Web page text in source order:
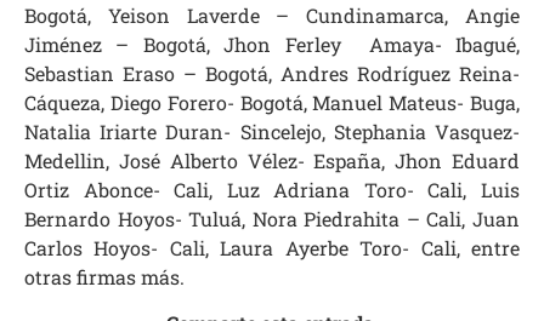
Bogotá, Yeison Laverde – Cundinamarca, Angie
Jiménez – Bogotá, Jhon Ferley Amaya- Ibagué,
Sebastian Eraso – Bogotá, Andres Rodríguez Reina-
Cáqueza, Diego Forero- Bogotá, Manuel Mateus- Buga,
Natalia Iriarte Duran- Sincelejo, Stephania Vasquez-
Medellin, José Alberto Vélez- España, Jhon Eduard
Ortiz Abonce- Cali, Luz Adriana Toro- Cali, Luis
Bernardo Hoyos- Tuluá, Nora Piedrahita – Cali, Juan
Carlos Hoyos- Cali, Laura Ayerbe Toro- Cali, entre
otras firmas más.